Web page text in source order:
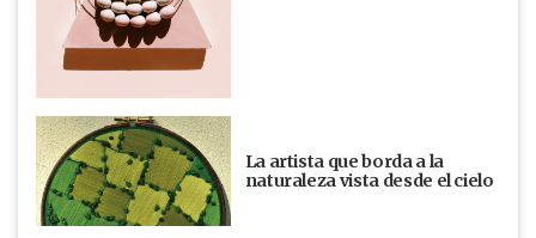
La artista que borda a la
naturaleza vista desde el cielo